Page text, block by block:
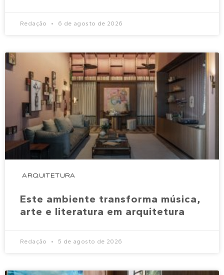
Redação 6 de agosto de 2026
ARQUITETURA
Este ambiente transforma música,
arte e literatura em arquitetura
Redação 5 de agosto de 2026